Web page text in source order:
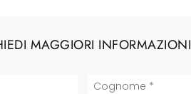
MAGGIORI INFORMAZIONI